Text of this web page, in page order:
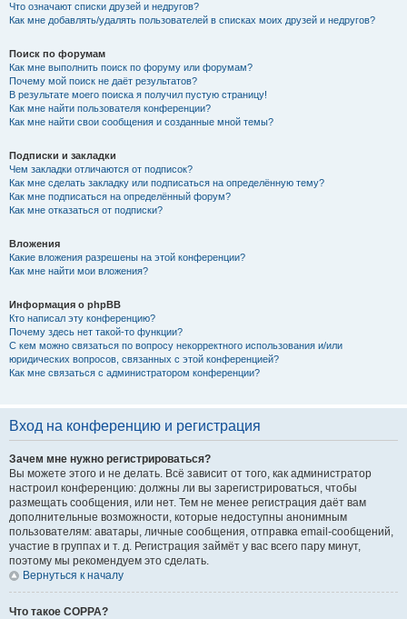
Что означают списки друзей и недругов?
Как мне добавлять/удалять пользователей в списках моих друзей и недругов?
Поиск по форумам
Как мне выполнить поиск по форуму или форумам?
Почему мой поиск не даёт результатов?
В результате моего поиска я получил пустую страницу!
Как мне найти пользователя конференции?
Как мне найти свои сообщения и созданные мной темы?
Подписки и закладки
Чем закладки отличаются от подписок?
Как мне сделать закладку или подписаться на определённую тему?
Как мне подписаться на определённый форум?
Как мне отказаться от подписки?
Вложения
Какие вложения разрешены на этой конференции?
Как мне найти мои вложения?
Информация о phpBB
Кто написал эту конференцию?
Почему здесь нет такой-то функции?
С кем можно связаться по вопросу некорректного использования и/или
юридических вопросов, связанных с этой конференцией?
Как мне связаться с администратором конференции?
Вход на конференцию и регистрация
Зачем мне нужно регистрироваться?
Вы можете этого и не делать. Всё зависит от того, как администратор
настроил конференцию: должны ли вы зарегистрироваться, чтобы
размещать сообщения, или нет. Тем не менее регистрация даёт вам
дополнительные возможности, которые недоступны анонимным
пользователям: аватары, личные сообщения, отправка email-сообщений,
участие в группах и т. д. Регистрация займёт у вас всего пару минут,
поэтому мы рекомендуем это сделать.
Вернуться к началу
Что такое COPPA?